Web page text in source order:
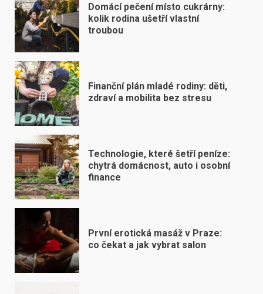
Domácí pečení místo cukrárny:
kolik rodina ušetří vlastní
troubou
Finanční plán mladé rodiny: děti,
zdraví a mobilita bez stresu
Technologie, které šetří peníze:
chytrá domácnost, auto i osobní
finance
První erotická masáž v Praze:
co čekat a jak vybrat salon